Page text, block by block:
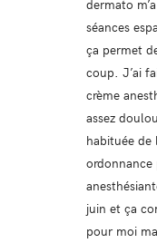
dermato
séances
ça permet
coup. J’ai
crème
assez
habituée de
ordonnance
juin et ça
pour moi